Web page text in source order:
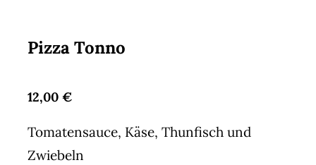
Pizza Tonno
12,00 €
Tomatensauce, Käse, Thunfisch und
Zwiebeln